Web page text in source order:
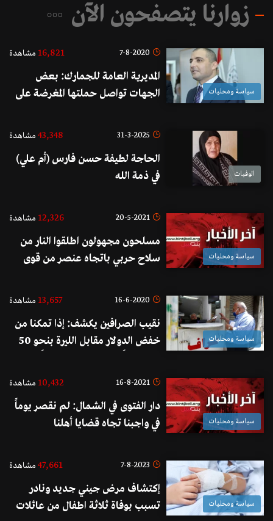
زوارنا يتصفحون الآن
سياسة ومحليات
7-8-2020
16,821 مشاهدة
المديرية العامة للجمارك: بعض
الجهات تواصل حملتها المغرضة على
المرة أبغض أشكال الإستغلال وأسوأها
الوفيات
31-3-2025
43,348 مشاهدة
الحاجة لطيفة حسن فارس (أم علي)
في ذمة الله
سياسة ومحليات
20-5-2021
12,326 مشاهدة
مسلحون مجهولون اطلقوا النار من
سلاح حربي باتجاه عنصر من قوى
ولا اصابات
سياسة ومحليات
16-6-2020
13,657 مشاهدة
نقيب الصرافين يكشف: إذا تمكنا من
خفض الدولار مقابل الليرة بنحو 50
إيجابياً...الطلب على الدولار كبير
سياسة ومحليات
16-8-2021
10,432 مشاهدة
دار الفتوى في الشمال: لم نقصر يوماً
في واجبنا تجاه قضايا أهلنا
سياسة ومحليات
7-8-2023
47,661 مشاهدة
إكتشاف مرض جيني جديد ونادر
تسبب بوفاة ثلاثة اطفال من عائلات